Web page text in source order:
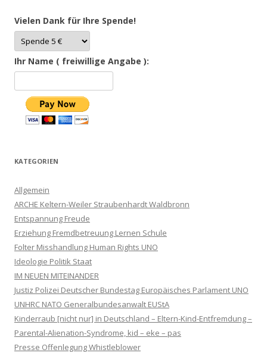
Vielen Dank für Ihre Spende!
Ihr Name ( freiwillige Angabe ):
KATEGORIEN
Allgemein
ARCHE Keltern-Weiler Straubenhardt Waldbronn
Entspannung Freude
Erziehung Fremdbetreuung Lernen Schule
Folter Misshandlung Human Rights UNO
Ideologie Politik Staat
IM NEUEN MITEINANDER
Justiz Polizei Deutscher Bundestag Europäisches Parlament UNO
UNHRC NATO Generalbundesanwalt EUStA
Kinderraub [nicht nur] in Deutschland – Eltern-Kind-Entfremdung –
Parental-Alienation-Syndrome, kid – eke – pas
Presse Offenlegung Whistleblower